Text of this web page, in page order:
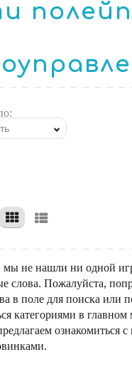
не нашли ни одной
слова. Пожалуйста,
в поле для поиска или
категориями в
ознакомиться